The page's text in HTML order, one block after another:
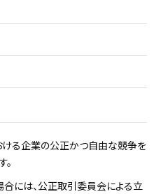
る企業の公正かつ自由な競争を
には、公正取引委員会による立